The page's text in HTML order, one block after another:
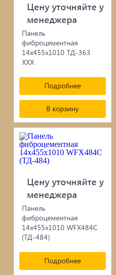
Цену уточняйте у
менеджера
Панель
фиброцементная
14х455х1010 ТД-363
ХХХ
Подробнее
В корзину
Цену уточняйте у
менеджера
Панель
фиброцементная
14х455х1010 WFX484C
(ТД-484)
Подробнее